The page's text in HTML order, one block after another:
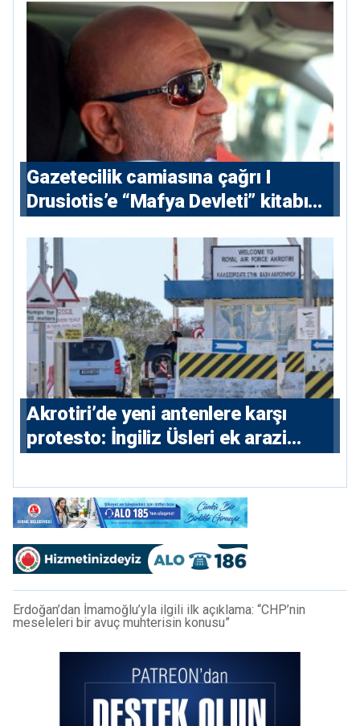
Gazetecilik camiasına çağrı I
⁠Drusiotis’e “Mafya Devleti” kitabı
⁠Akrotiri’de yeni antenlere karşı
protesto: İngiliz Üsleri ek arazi
Erdoğan’dan İmamoğlu’yla ilgili ilk açıklama: “CHP’nin
meseleleri bir avuç muhterisin konusu”